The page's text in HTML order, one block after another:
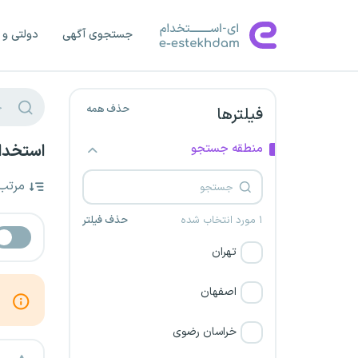
جستجوی آگهی دولتی
فیلترها حذف همه
منطقه جستجو
۱ مورد انتخاب شده حذف فیلتر
تهران
اصفهان
خراسان رضوی